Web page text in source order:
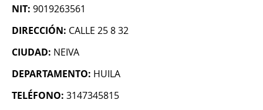
NIT: 9019263561
DIRECCIÓN: CALLE 25 8 32
CIUDAD: NEIVA
DEPARTAMENTO: HUILA
TELÉFONO: 3147345815